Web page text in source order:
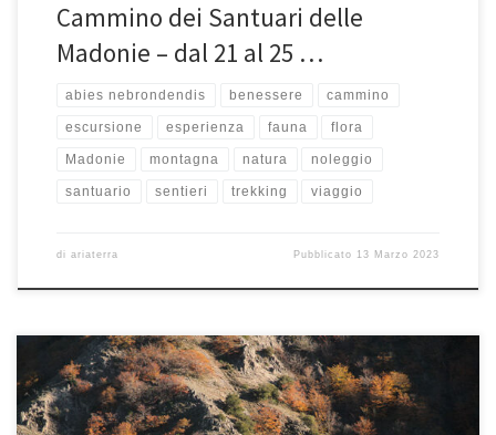
Cammino dei Santuari delle
Madonie – dal 21 al 25 …
abies nebrondendis benessere cammino
escursione esperienza fauna flora
Madonie montagna natura noleggio
santuario sentieri trekking viaggio
di ariaterra Pubblicato 13 Marzo 2023